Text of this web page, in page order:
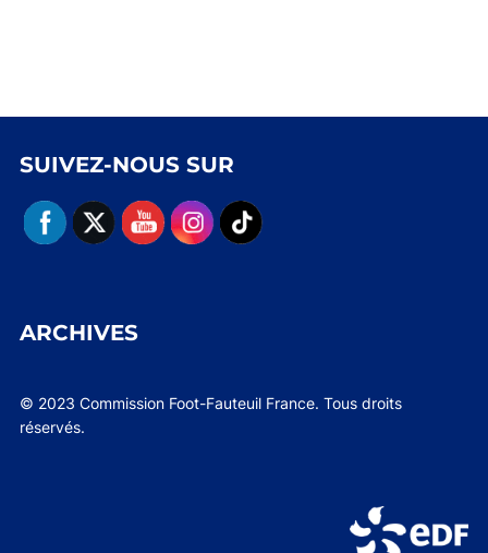
SUIVEZ-NOUS SUR
ARCHIVES
© 2023 Commission Foot-Fauteuil France. Tous droits
réservés.